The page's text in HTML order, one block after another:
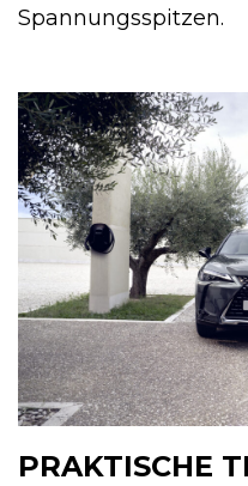
Spannungsspitzen.
PRAKTISCHE